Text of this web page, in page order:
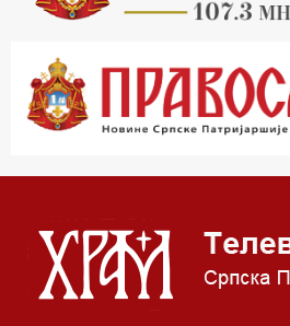
23.00 Питања и одговори
00.03 Црквена предавања и
01.03 Живе речи - подкаст
*најважније вести емитујемо на